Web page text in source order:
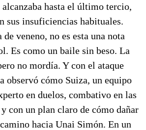
hasta el último tercio,
sus insuficiencias habituales.
de veneno, no es esta una nota
Es como un baile sin beso. La
no mordía. Y con el ataque
observó cómo Suiza, un equipo
en duelos, combativo en las
con un plan claro de cómo dañar
hacia Unai Simón. En un